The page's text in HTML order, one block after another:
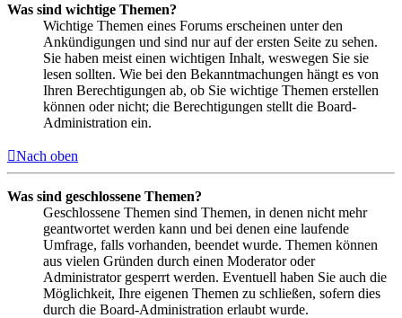
Was sind wichtige Themen?
Wichtige Themen eines Forums erscheinen unter den
Ankündigungen und sind nur auf der ersten Seite zu sehen.
Sie haben meist einen wichtigen Inhalt, weswegen Sie sie
lesen sollten. Wie bei den Bekanntmachungen hängt es von
Ihren Berechtigungen ab, ob Sie wichtige Themen erstellen
können oder nicht; die Berechtigungen stellt die Board-
Administration ein.
Nach oben
Was sind geschlossene Themen?
Geschlossene Themen sind Themen, in denen nicht mehr
geantwortet werden kann und bei denen eine laufende
Umfrage, falls vorhanden, beendet wurde. Themen können
aus vielen Gründen durch einen Moderator oder
Administrator gesperrt werden. Eventuell haben Sie auch die
Möglichkeit, Ihre eigenen Themen zu schließen, sofern dies
durch die Board-Administration erlaubt wurde.